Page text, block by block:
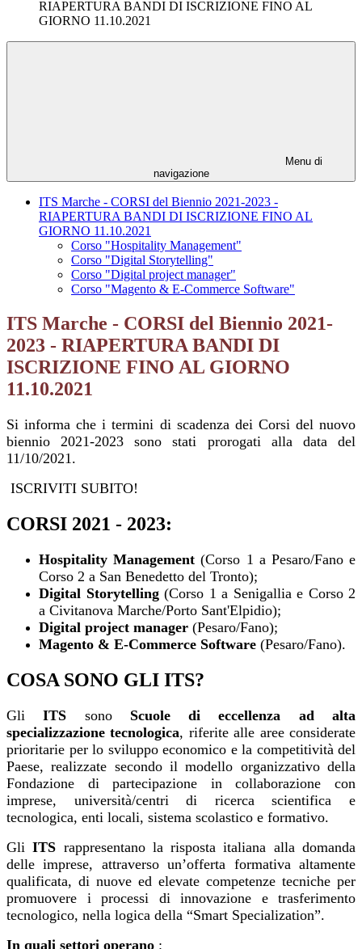
RIAPERTURA BANDI DI ISCRIZIONE FINO AL
GIORNO 11.10.2021
Menu di
navigazione
ITS Marche - CORSI del Biennio 2021-2023 -
RIAPERTURA BANDI DI ISCRIZIONE FINO AL
GIORNO 11.10.2021
Corso "Hospitality Management"
Corso "Digital Storytelling"
Corso "Digital project manager"
Corso "Magento & E-Commerce Software"
ITS Marche - CORSI del Biennio 2021-
2023 - RIAPERTURA BANDI DI
ISCRIZIONE FINO AL GIORNO
11.10.2021
Si informa che i termini di scadenza dei Corsi del nuovo
biennio 2021-2023 sono stati prorogati alla data del
11/10/2021.
ISCRIVITI SUBITO!
CORSI 2021 - 2023:
Hospitality Management (Corso 1 a Pesaro/Fano e
Corso 2 a San Benedetto del Tronto);
Digital Storytelling(Corso 1 a Senigallia e Corso 2
a Civitanova Marche/Porto Sant'Elpidio);
Digital project manager (Pesaro/Fano);
Magento & E-Commerce Software (Pesaro/Fano).
COSA SONO GLI ITS?
GliITS sono Scuole di eccellenza ad alta
specializzazione tecnologica, riferite alle aree considerate
prioritarie per lo sviluppo economico e la competitività del
Paese, realizzate secondo il modello organizzativo della
Fondazione di partecipazione in collaborazione con
imprese, università/centri di ricerca scientifica e
tecnologica, enti locali, sistema scolastico e formativo.
GliITS rappresentano la risposta italiana alla domanda
delle imprese, attraverso un’offerta formativa altamente
qualificata, di nuove ed elevate competenze tecniche per
promuovere i processi di innovazione e trasferimento
tecnologico, nella logica della “Smart Specializationˮ.
In quali settori operano :